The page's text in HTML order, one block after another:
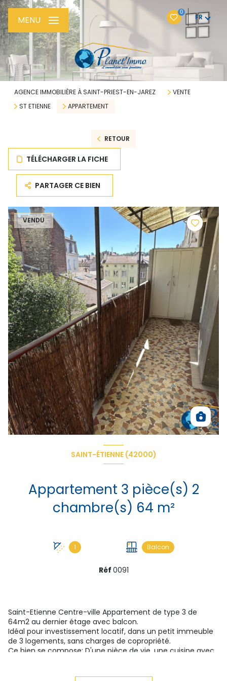
0
FR
MENU
AGENCE IMMOBILIÈRE À SAINT-PRIEST-EN-JAREZ
VENTE
ST ETIENNE
APPARTEMENT
RETOUR
TÉLÉCHARGER LA FICHE
PARTAGER CE BIEN
VENDU
SAINT-ÉTIENNE (42000)
Appartement 3 pièce(s) 2
chambre(s) 64 m²
1 Balcon
Réf 0091
Saint-Etienne Centre-ville Appartement de type 3 de
64m2 au dernier étage avec balcon.
Idéal pour investissement locatif, dans un petit immeuble
de 3 logements, sans charges de copropriété.
Ce bien se compose: D'une pièce de vie, une cuisine avec